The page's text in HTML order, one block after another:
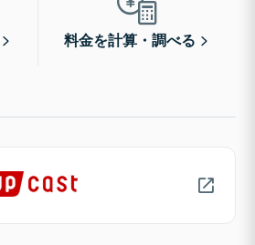
料金を計算・調べる